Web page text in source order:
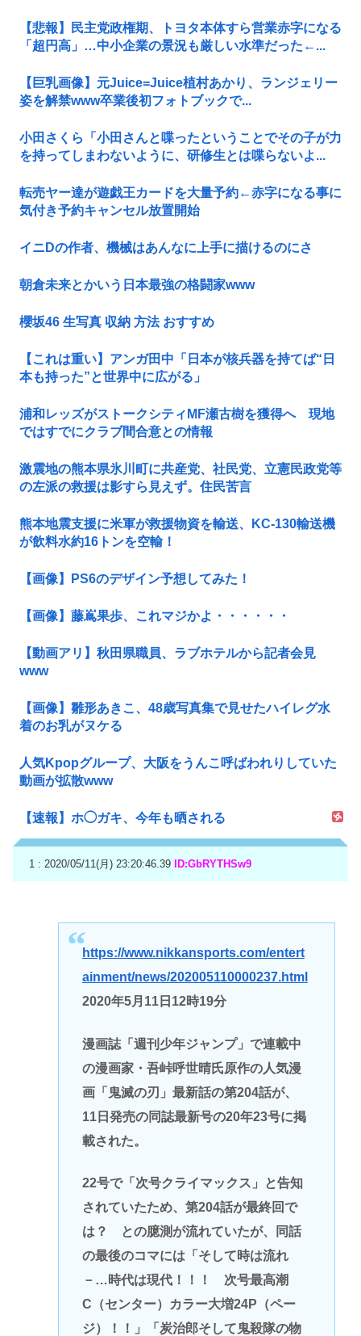
【悲報】民主党政権期、トヨタ本体すら営業赤字になる
「超円高」…中小企業の景況も厳しい水準だった←...
【巨乳画像】元Juice=Juice植村あかり、ランジェリー
姿を解禁www卒業後初フォトブックで...
小田さくら「小田さんと喋ったということでその子が力
を持ってしまわないように、研修生とは喋らないよ...
転売ヤー達が遊戯王カードを大量予約←赤字になる事に
気付き予約キャンセル放置開始
イニDの作者、機械はあんなに上手に描けるのにさ
朝倉未来とかいう日本最強の格闘家www
櫻坂46 生写真 収納 方法 おすすめ
【これは重い】アンガ田中「日本が核兵器を持てば“日
本も持った”と世界中に広がる」
浦和レッズがストークシティMF瀬古樹を獲得へ 現地
ではすでにクラブ間合意との情報
激震地の熊本県氷川町に共産党、社民党、立憲民政党等
の左派の救援は影すら見えず。住民苦言
熊本地震支援に米軍が救援物資を輸送、KC-130輸送機
が飲料水約16トンを空輸！
【画像】PS6のデザイン予想してみた！
【画像】藤嶌果歩、これマジかよ・・・・・・
【動画アリ】秋田県職員、ラブホテルから記者会見
www
【画像】雛形あきこ、48歳写真集で見せたハイレグ水
着のお乳がヌケる
人気Kpopグループ、大阪をうんこ呼ばわれりしていた
動画が拡散www
【速報】ホ◯ガキ、今年も晒される
1 : 2020/05/11(月) 23:20:46.39 ID:GbRYTHSw9
https://www.nikkansports.com/entert
ainment/news/202005110000237.html
2020年5月11日12時19分
漫画誌「週刊少年ジャンプ」で連載中
の漫画家・吾峠呼世晴氏原作の人気漫
画「鬼滅の刃」最新話の第204話が、
11日発売の同誌最新号の20年23号に掲
載された。
22号で「次号クライマックス」と告知
されていたため、第204話が最終回で
は？ との臆測が流れていたが、同話
の最後のコマには「そして時は流れ
－…時代は現代！！！ 次号最高潮
C（センター）カラー大増24P（ペー
ジ）！！」「炭治郎そして鬼殺隊の物